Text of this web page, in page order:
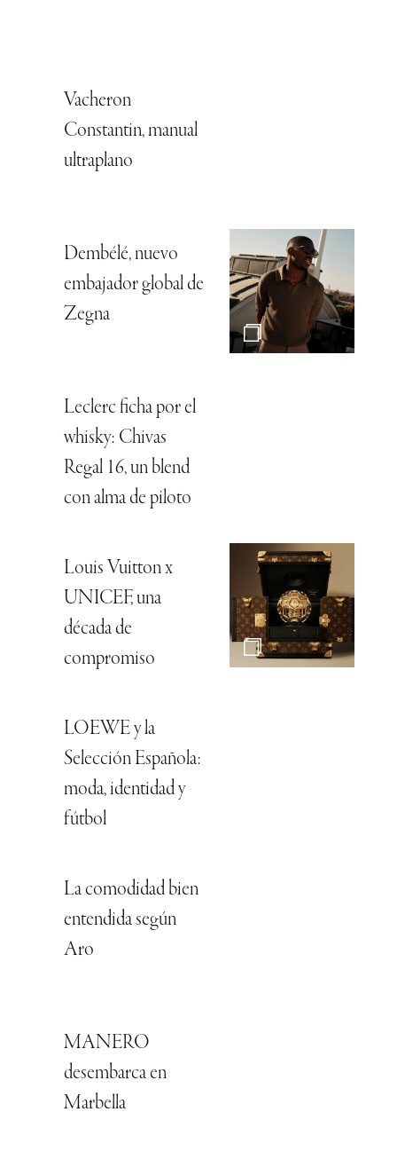
Vacheron
Constantin, manual
ultraplano
Dembélé, nuevo
embajador global de
Zegna
Leclerc ficha por el
whisky: Chivas
Regal 16, un blend
con alma de piloto
Louis Vuitton x
UNICEF, una
década de
compromiso
LOEWE y la
Selección Española:
moda, identidad y
fútbol
La comodidad bien
entendida según
Aro
MANERO
desembarca en
Marbella